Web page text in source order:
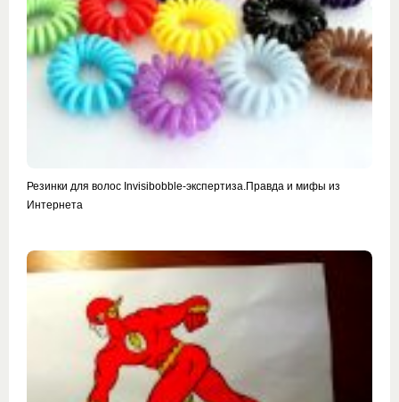
Резинки для волос Invisibobble-экспертиза.Правда и мифы из
Интернета